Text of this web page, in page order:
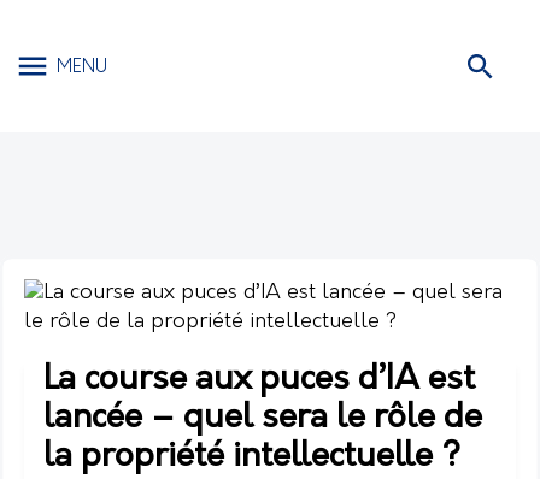
MENU
La course aux puces d’IA est
lancée – quel sera le rôle de
la propriété intellectuelle ?